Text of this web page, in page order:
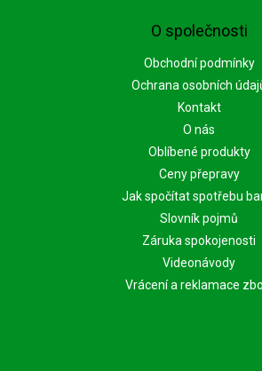
O společnosti
Obchodní podmínky
Ochrana osobních
Kontakt
O nás
Oblíbené produkty
Ceny přepravy
Jak spočítat spotřebu
Slovník pojmů
Záruka spokojenosti
Videonávody
Vrácení a reklamace